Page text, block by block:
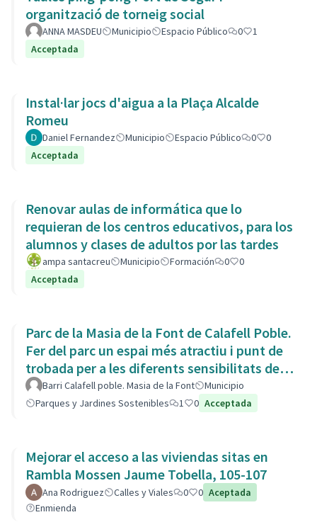
organització de torneig social
ANNA MASDEU Municipio Espacio Público 0
1
Acceptada
Instal·lar jocs d'aigua a la Plaça Alcalde
Romeu
Daniel Fernandez Municipio Espacio Público 0
0
Acceptada
Renovar aulas de informática que lo
requieran de los centros educativos, para los
alumnos y clases de adultos por las tardes
ampa santacreu Municipio Formación 0
0
Acceptada
Parc de la Masia de la Font de Calafell Poble.
Fer del parc un espai més atractiu i punt de
trobada per a les diferents sensibilitats del
barri.Barri Calafell poble. Masia de la Font
Municipio
Parques y Jardines Sostenibles
1 0 Acceptada
Mejorar el acceso a las viviendas sitas en
Rambla Mossen Jaume Tobella, 105-107
Ana Rodriguez Calles y Viales 0 0 Aceptada
Enmienda